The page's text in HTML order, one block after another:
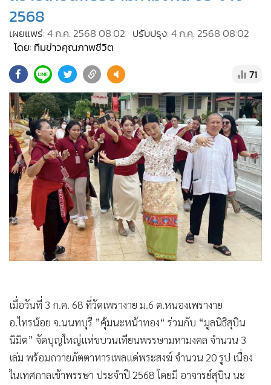
• Cyber BIZ
• ผู้จัดกวน
Good health & Well-being
• Green Innovation & SD
• Management & HR
• MGR Live
• Infographic
• การเมือง
• ท่องเที่ยว
กีฬา
ต่างประเทศ
• Special Scoop
• เศรษฐกิจ-ธุรกิจ
• จีน
• อาชญากรรม
• Motoring
• เกม
• วิทยาศาสตร์
• SMEs
2568
เผยแพร่:4 ก.ค. 2568 08:02 ปรับปรุง:4 ก.ค. 2568 08:02
โดย: ทีมข่าวคุณภาพชีวิต
71
เมื่อวันที่ 3 ก.ค. 68 ที่วัดเพรางาย ม.6 ต.หนองเพรางาย
อ.ไทรน้อย จ.นนทบุรี ”คุ้มนะหน้าทอง“ ร่วมกับ “มูลนิธิสุบิน
นิมิต” จัดบุญใหญ่แห่ขบวนเทียนพรรษามหามงคล จำนวน 3
เล่ม พร้อมถวายภัตตาหารเพลแด่พระสงฆ์ จำนวน 20 รูป เนื่อง
ในเทศกาลเข้าพรรษา ประจำปี 2568 โดยมี อาจารย์สุบิน นะ